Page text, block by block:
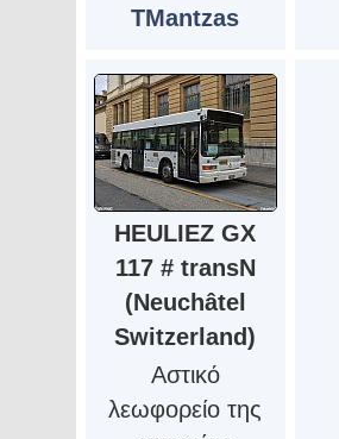
TMantzas
HEULIEZ GX
117 # transN
(Neuchâtel
Switzerland)
Αστικό
λεωφορείο της